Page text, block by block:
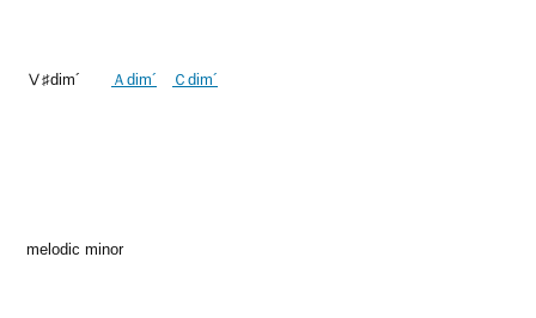
Ⅴ♯dim´ Ａdim´ Ｃdim´
melodic minor